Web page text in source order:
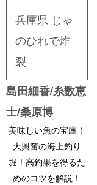
兵庫県 じゃ
のひれで炸
裂
島田細香/糸数恵
士/桑原博
美味しい魚の宝庫！
大興奮の海上釣り
堀！高釣果を得るた
めのコツを解説！